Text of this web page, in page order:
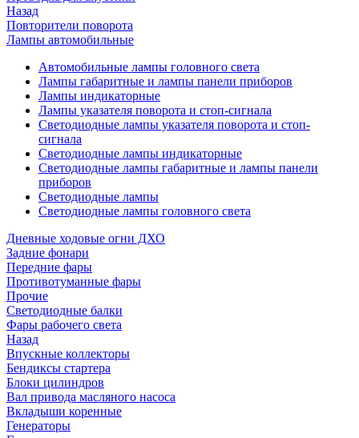
Назад
Повторители поворота
Лампы автомобильные
Автомобильные лампы головного света
Лампы габаритные и лампы панели приборов
Лампы индикаторные
Лампы указателя поворота и стоп-сигнала
Светодиодные лампы указателя поворота и стоп-
сигнала
Светодиодные лампы индикаторные
Светодиодные лампы габаритные и лампы панели
приборов
Светодиодные лампы
Светодиодные лампы головного света
Дневные ходовые огни ДХО
Задние фонари
Передние фары
Противотуманные фары
Прочие
Светодиодные балки
Фары рабочего света
Назад
Впускные коллекторы
Бендиксы стартера
Блоки цилиндров
Вал привода масляного насоса
Вкладыши коренные
Генераторы